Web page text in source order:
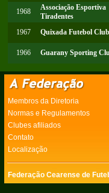
1968
Associação Esportiva
Tiradentes
1967
Quixada Futebol
1966
Guarany Sporting
Membros da Diretoria
Normas e Regulamentos
Clubes afiliados
Contato
Localização
Federação Cearense de